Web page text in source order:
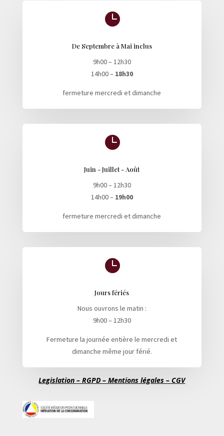

De Septembre à Mai inclus
9h00 – 12h30
14h00 – 18h30
fermeture mercredi et dimanche

Juin - Juillet - Août
9h00 – 12h30
14h00 – 19h00
fermeture mercredi et dimanche

Jours fériés
Nous ouvrons le matin :
9h00 – 12h30
Fermeture la journée entière le mercredi et
dimanche même jour férié.
Legislation – RGPD – Mentions légales – CGV